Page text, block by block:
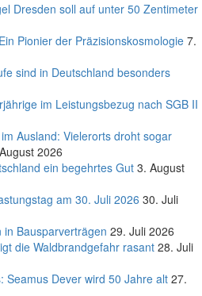
Dresden soll auf unter 50 Zentimeter
Pionier der Präzisionskosmologie 7.
sind in Deutschland besonders
im Leistungsbezug nach SGB II
Ausland: Vielerorts droht sogar
2026
ein begehrtes Gut 3. August
am 30. Juli 2026 30. Juli
in Bausparverträgen 29. Juli 2026
die Waldbrandgefahr rasant 28. Juli
Seamus Dever wird 50 Jahre alt 27.